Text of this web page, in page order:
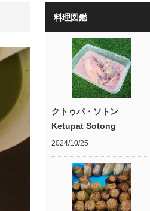
料理図鑑
クトゥパ・ソトン
Ketupat Sotong
2024/10/25